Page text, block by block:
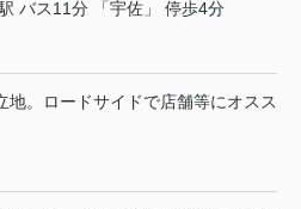
駅 バス11分 「宇佐」 停歩4分
地。ロードサイドで店舗等にオスス